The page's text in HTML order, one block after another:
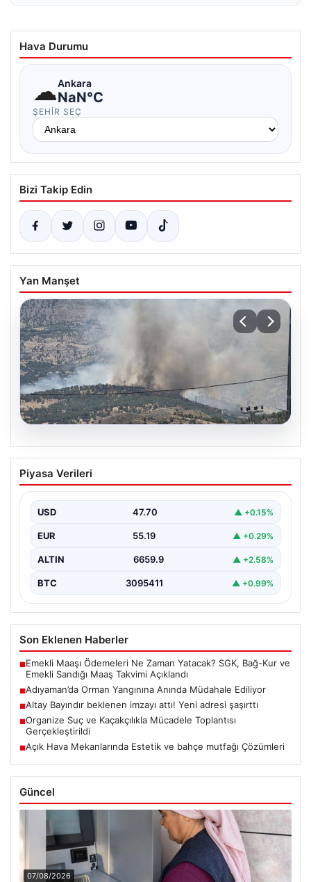
Hava Durumu
☁Ankara
NaN°C
ŞEHIR SEÇ
Bizi Takip Edin
Yan Manşet
06.08.2026
Adıyaman’da Orman Yangınına Anında
Müdahale Ediliyor
Kütüklü köyleri arasındaki geniş ormanlık alan, aniden
çıkan…
Piyasa Verileri
USD 47.70 ▲ +0.15%
EUR 55.19 ▲ +0.29%
ALTIN 6659.9 ▲ +2.58%
BTC 3095411 ▲ +0.99%
Son Eklenen Haberler
■Emekli Maaşı Ödemeleri Ne Zaman Yatacak? SGK, Bağ-Kur ve
Emekli Sandığı Maaş Takvimi Açıklandı
■Adıyaman’da Orman Yangınına Anında Müdahale Ediliyor
■Altay Bayındır beklenen imzayı attı! Yeni adresi şaşırttı
■Organize Suç ve Kaçakçılıkla Mücadele Toplantısı
Gerçekleştirildi
■Açık Hava Mekanlarında Estetik ve bahçe mutfağı Çözümleri
Güncel
07/08/2026